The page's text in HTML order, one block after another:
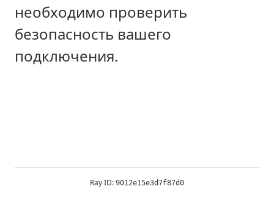
необходимо проверить
безопасность вашего
подключения.
Ray ID: 9012e15e3d7f87d0